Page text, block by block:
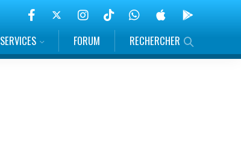
SERVICES FORUM RECHERCHER